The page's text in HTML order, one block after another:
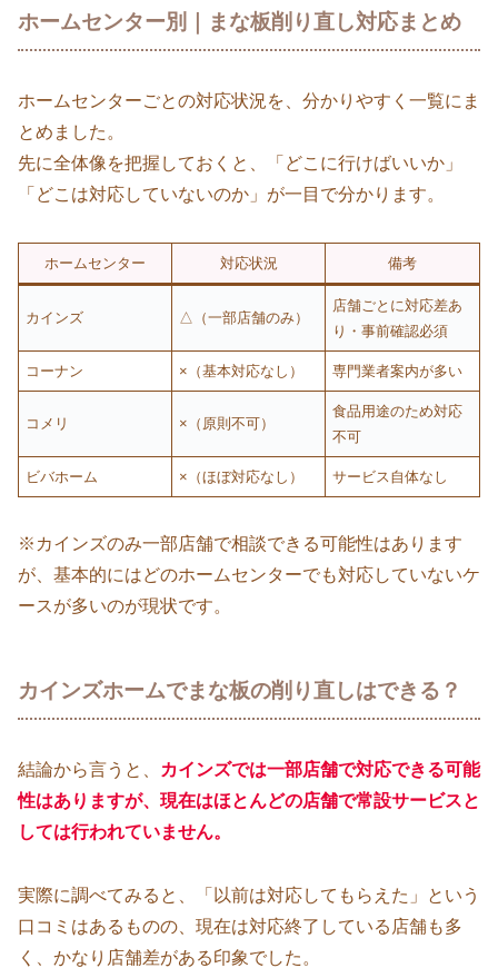
ホームセンター別｜まな板削り直し対応まとめ
ホームセンターごとの対応状況を、分かりやすく一覧にま
とめました。
先に全体像を把握しておくと、「どこに行けばいいか」
「どこは対応していないのか」が一目で分かります。
ホームセンター 対応状況 備考
カインズ △（一部店舗のみ）
店舗ごとに対応差あ
り・事前確認必須
コーナン ×（基本対応なし） 専門業者案内が多い
コメリ ×（原則不可）
食品用途のため対応
不可
ビバホーム ×（ほぼ対応なし） サービス自体なし
※カインズのみ一部店舗で相談できる可能性はあります
が、基本的にはどのホームセンターでも対応していないケ
ースが多いのが現状です。
カインズホームでまな板の削り直しはできる？
結論から言うと、
カインズでは一部店舗で対応できる可能
性はありますが、現在はほとんどの店舗で常設サービスと
しては行われていません。
実際に調べてみると、「以前は対応してもらえた」という
口コミはあるものの、現在は対応終了している店舗も多
く、かなり店舗差がある印象でした。